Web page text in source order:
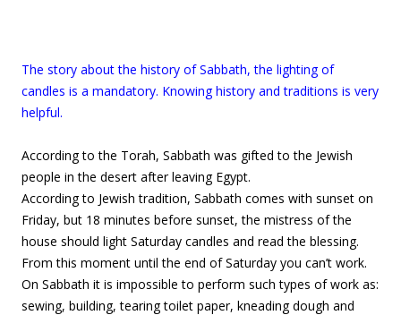
The story about the history of Sabbath, the lighting of
candles is a mandatory. Knowing history and traditions is very
helpful.
According to the Torah, Sabbath was gifted to the Jewish
people in the desert after leaving Egypt.
According to Jewish tradition, Sabbath comes with sunset on
Friday, but 18 minutes before sunset, the mistress of the
house should light Saturday candles and read the blessing.
From this moment until the end of Saturday you can’t work.
On Sabbath it is impossible to perform such types of work as:
sewing, building, tearing toilet paper, kneading dough and